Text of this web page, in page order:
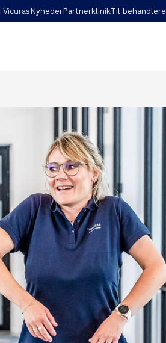
VicurasNyhederPartnerklinikTil behandlere